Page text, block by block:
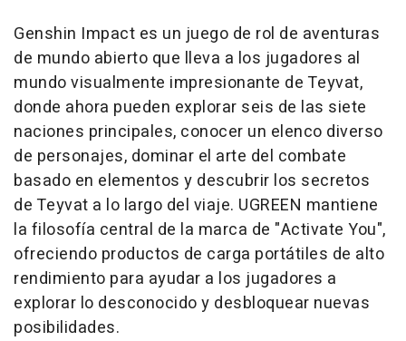
Genshin Impact es un juego de rol de aventuras
de mundo abierto que lleva a los jugadores al
mundo visualmente impresionante de Teyvat,
donde ahora pueden explorar seis de las siete
naciones principales, conocer un elenco diverso
de personajes, dominar el arte del combate
basado en elementos y descubrir los secretos
de Teyvat a lo largo del viaje. UGREEN mantiene
la filosofía central de la marca de "Activate You",
ofreciendo productos de carga portátiles de alto
rendimiento para ayudar a los jugadores a
explorar lo desconocido y desbloquear nuevas
posibilidades.